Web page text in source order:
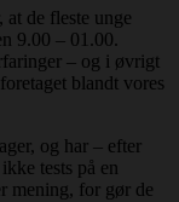
de fleste unge
9.00 – 01.00.
– og i øvrigt
blandt vores
og har – efter
tests på en
mening, for gør de